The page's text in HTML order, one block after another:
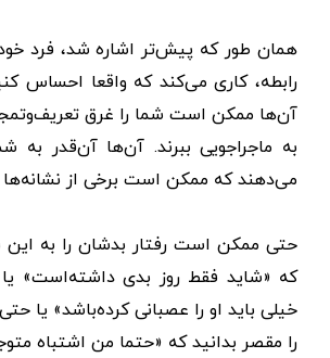
همان طور که پیش‌تر اشاره شد، فرد
رابطه‌، کاری می‌کند که واقعا احساس
آن‌ها ممکن است شما را غرق
به ماجراجویی ببرند. آن‌ها آن‌قدر
می‌دهند که ممکن است برخی از نشانه‌ها
حتی ممکن است رفتار بدشان را به
که «شاید فقط روز بدی داشته‌است» یا
خیلی باید او را عصبانی کرده‌باشد» یا
را مقصر بدانید که «حتما من اشتباه